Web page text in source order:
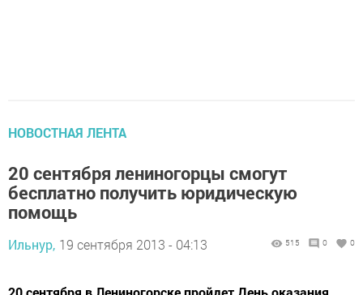
НОВОСТНАЯ ЛЕНТА
20 сентября лениногорцы смогут
бесплатно получить юридическую
помощь
Ильнур, 19 сентября 2013 - 04:13 515 0 0